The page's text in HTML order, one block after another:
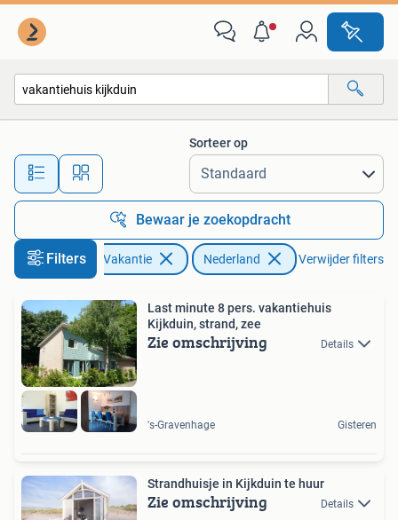
Alle afstanden…
Sorteer op
Bewaar je zoekopdracht
Filters Vakantie Nederland Verwijder filters
Last minute 8 pers. vakantiehuis
Kijkduin, strand, zee
Zie omschrijving Details
's-Gravenhage Gisteren
Strandhuisje in Kijkduin te huur
Zie omschrijving Details